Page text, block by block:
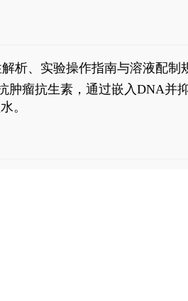
剪接变体(AR-Vs, AR1-651)的
析、实验操作指南与溶液配制
肿瘤抗生素，通过嵌入DNA
。